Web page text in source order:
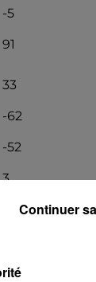
-5
91
33
-62
-52
3
Continuer